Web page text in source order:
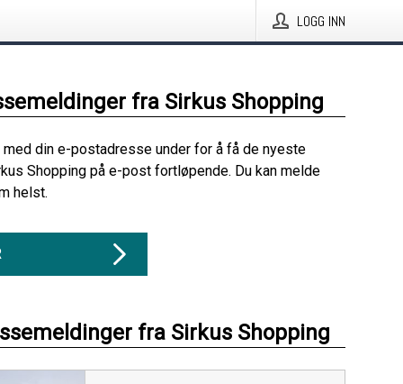
LOGG INN
fra Sirkus Shopping
din e-postadresse under for å få de nyeste
Shopping på e-post fortløpende. Du kan melde
helst.
fra Sirkus Shopping